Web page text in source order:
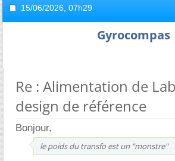
15/06/2026, 07h29
Gyrocompas
Re : Alimentation de
design de référence
Bonjour,
le poids du transfo est un "monstre"